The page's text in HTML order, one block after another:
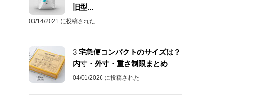
旧型...
03/14/2021 に投稿された
3 宅急便コンパクトのサイズは？
内寸・外寸・重さ制限まとめ
04/01/2026 に投稿された